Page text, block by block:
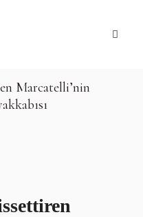
Marcatelli’nin